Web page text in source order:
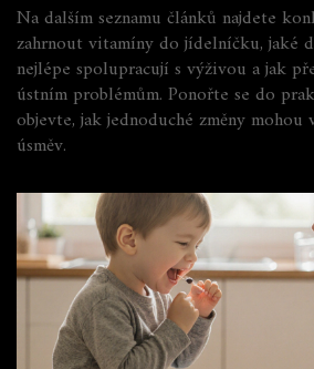
Na dalším seznamu článků najdete
zahrnout vitamíny do jídelníčku, jaké
nejlépe spolupracují s výživou a jak
ústním problémům. Ponořte se do
objevte, jak jednoduché změny mohou
úsměv.